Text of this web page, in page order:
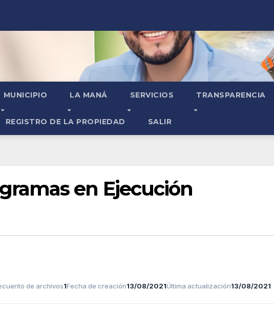
MUNICIPIO LA MANÁ SERVICIOS TRANSPARENCIA
REGISTRO DE LA PROPIEDAD SALIR
en Ejecución
de archivos1Fecha de creación13/08/2021Última actualización13/08/2021